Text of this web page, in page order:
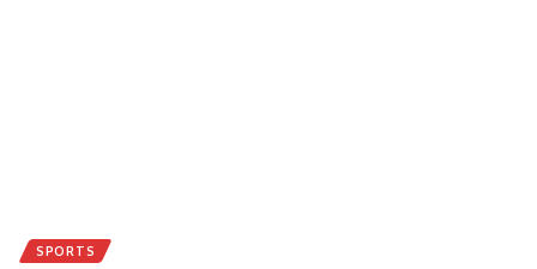
SPORTS